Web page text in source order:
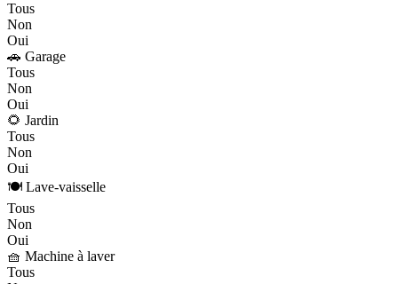
Tous
Non
Oui
🚗 Garage
Tous
Non
Oui
🌻 Jardin
Tous
Non
Oui
🍽️ Lave-vaisselle
Tous
Non
Oui
🧺 Machine à laver
Tous